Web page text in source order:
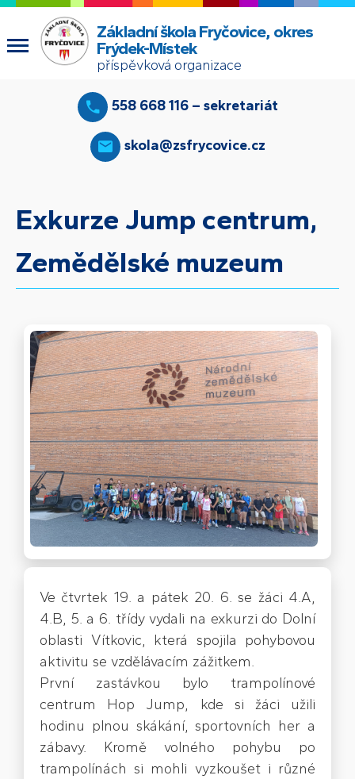
Základní škola Fryčovice, okres
Frýdek-Místek
příspěvková organizace
558 668 116 – sekretariát
skola@zsfrycovice.cz
Exkurze Jump centrum,
Zemědělské muzeum
Ve čtvrtek 19. a pátek 20. 6. se žáci 4.A,
4.B, 5. a 6. třídy vydali na exkurzi do Dolní
oblasti Vítkovic, která spojila pohybovou
aktivitu se vzdělávacím zážitkem.
První zastávkou bylo trampolínové
centrum Hop Jump, kde si žáci užili
hodinu plnou skákání, sportovních her a
zábavy. Kromě volného pohybu po
trampolínách si mohli vyzkoušet i různé